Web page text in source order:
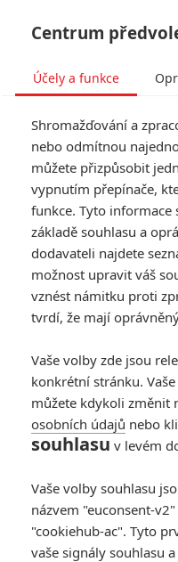
Tag: Maria
ČLÁNKY FILMY(0) OSOBY
RECENZE FILMŮ
Centrum
Účely a funkce
Shromažďování a
nebo odmítnou
můžete přizpůsobit
vypnutím přepínače,
funkce. Tyto
základě souhlasu a
dodavateli najdete
možnost upravit váš
vznést námitku proti
tvrdí, že mají
Vaše volby zde jsou
konkrétní stránku.
můžete kdykoli změnit
osobních údajů nebo
souhlasu v levém
Vaše volby souhlasu
názvem "euconsent-
"cookiehub-ac". Tyto
vaše signály souhlasu